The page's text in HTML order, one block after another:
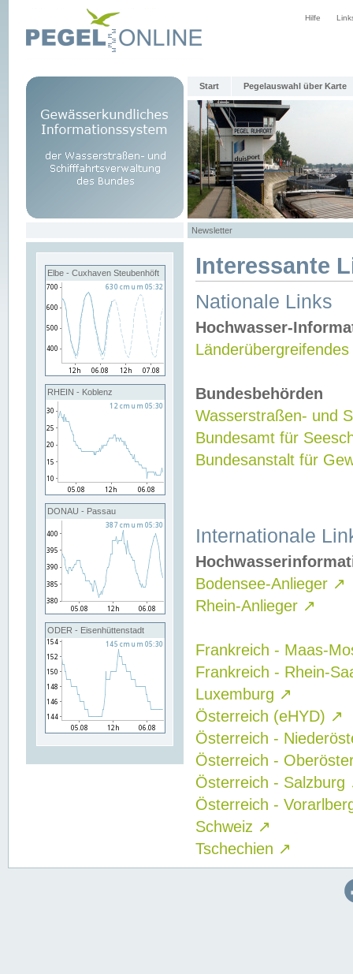
Hilfe
Start Pegelauswahl über Karte
Newsletter
Elbe - Cuxhaven Steubenhöft
RHEIN - Koblenz
DONAU - Passau
ODER - Eisenhüttenstadt
Interessante
Nationale Links
Hochwasser-
Bundesbehörden
Wasserstraßen- und
Bundesamt für
Bundesanstalt für
Internationale
Bodensee-Anlieger ↗
Rhein-Anlieger ↗
Frankreich - Maas-
Frankreich - Rhein-
Luxemburg ↗
Österreich (eHYD) ↗
Österreich -
Österreich -
Österreich - Salzburg
Österreich -
Schweiz ↗
Tschechien ↗